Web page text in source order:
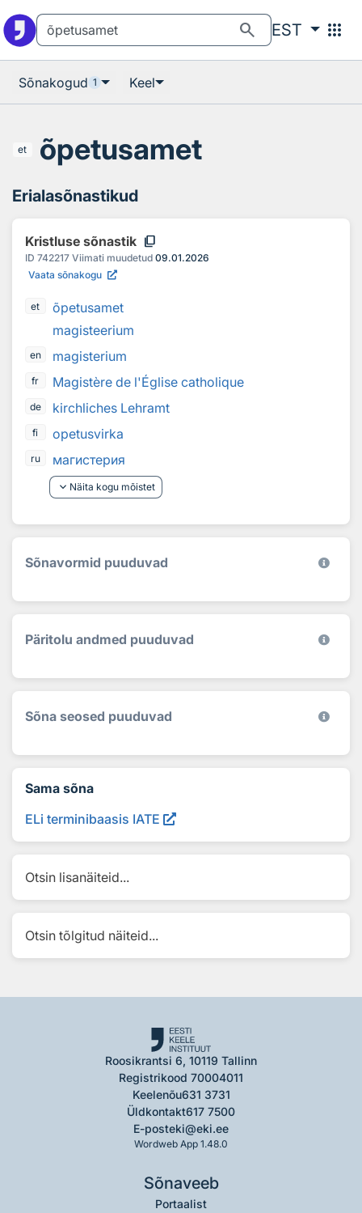
search EST apps
Sõnakogud 1 Keel
et õpetusamet
Erialasõnastikud
Kristluse sõnastik content_copy
ID 742217 Viimati muudetud 09.01.2026
Vaata sõnakogu
et
õpetusamet
magisteerium
en magisterium
fr Magistère de l'Église catholique
de kirchliches Lehramt
fi opetusvirka
ru
магистерия
keyboard_arrow_down Näita kogu mõistet
Sõnavormid puuduvad
Päritolu andmed puuduvad
Sõna seosed puuduvad
Sama sõna
ELi terminibaasis IATE
Otsin lisanäiteid...
Otsin tõlgitud näiteid...
Roosikrantsi 6, 10119 Tallinn
Registrikood 70004011
Keelenõu631 3731
Üldkontakt617 7500
E-posteki@eki.ee
Wordweb App 1.48.0
Sõnaveeb
Portaalist